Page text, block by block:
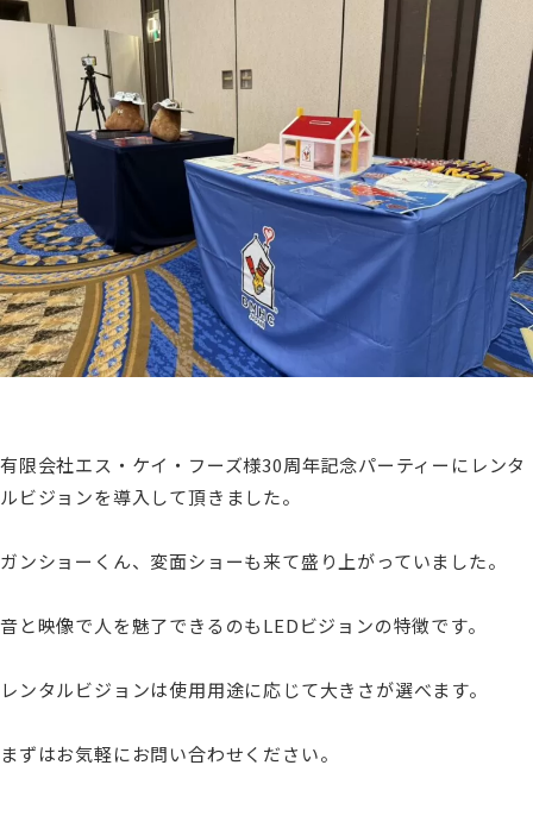
有限会社エス・ケイ・フーズ様30周年記念パーティーにレンタ
ルビジョンを導入して頂きました。
ガンショーくん、変面ショーも来て盛り上がっていました。
音と映像で人を魅了できるのもLEDビジョンの特徴です。
レンタルビジョンは使用用途に応じて大きさが選べます。
まずはお気軽にお問い合わせください。